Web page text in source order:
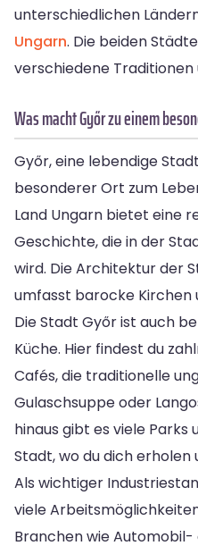
unterschiedlichen
Ungarn. Die beiden
verschiedene Traditionen
Was macht Győr zu einem
Győr, eine lebendige
besonderer Ort zum
Land Ungarn bietet eine
Geschichte, die in der
wird. Die Architektur der
umfasst barocke Kirchen
Die Stadt Győr ist auch
Küche. Hier findest du
Cafés, die traditionelle
Gulaschsuppe oder
hinaus gibt es viele Parks
Stadt, wo du dich
Als wichtiger
viele
Branchen wie Automobil-